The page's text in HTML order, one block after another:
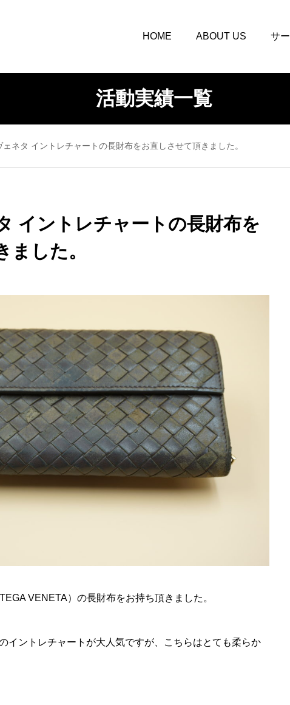
HOME ABOUT US サ
活動実績一覧
ェネタ イントレチャートの長財布をお直しさせて頂きました。
イントレチャートの長財布を
ました。
VENETA）の長財布をお持ち頂きました。
イントレチャートが大人気ですが、こちらはとても柔らか
夕日とJAZZ、焚火が重なる夜。